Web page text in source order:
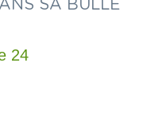
SA BULLE
24